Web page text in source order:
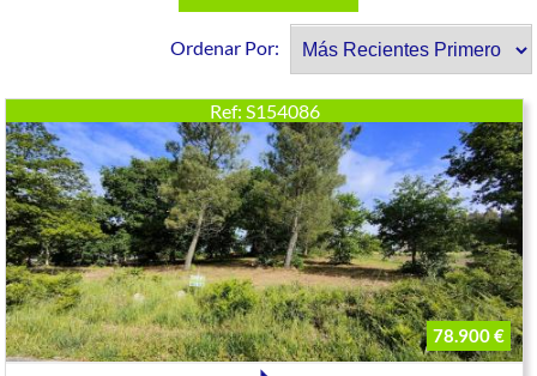
Ordenar Por:
Ref: S154086
78.900 €